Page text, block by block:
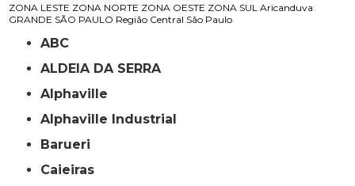
ZONA LESTE ZONA NORTE ZONA OESTE ZONA SUL Aricanduva
GRANDE SÃO PAULO Região Central São Paulo
ABC
ALDEIA DA SERRA
Alphaville
Alphaville Industrial
Barueri
Caieiras